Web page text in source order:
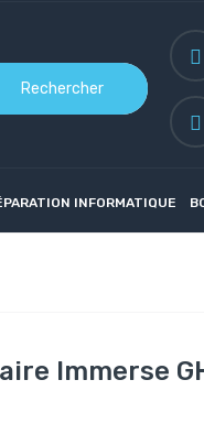
Rechercher
INFORMATIQUE
Immerse